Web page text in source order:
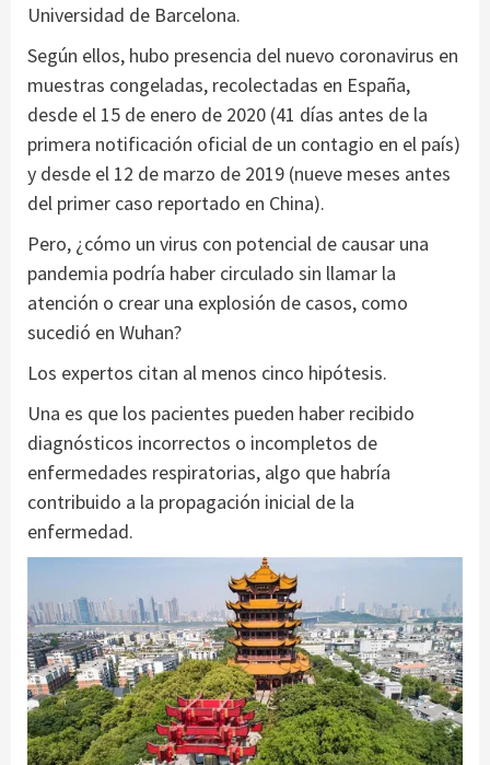
Universidad de Barcelona.
Según ellos, hubo presencia del nuevo coronavirus en
muestras congeladas, recolectadas en España,
desde el 15 de enero de 2020 (41 días antes de la
primera notificación oficial de un contagio en el país)
y desde el 12 de marzo de 2019 (nueve meses antes
del primer caso reportado en China).
Pero, ¿cómo un virus con potencial de causar una
pandemia podría haber circulado sin llamar la
atención o crear una explosión de casos, como
sucedió en Wuhan?
Los expertos citan al menos cinco hipótesis.
Una es que los pacientes pueden haber recibido
diagnósticos incorrectos o incompletos de
enfermedades respiratorias, algo que habría
contribuido a la propagación inicial de la
enfermedad.